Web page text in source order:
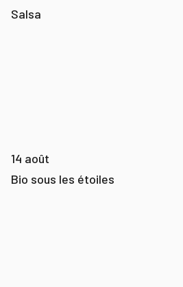
Salsa
14 août
Bio sous les étoiles